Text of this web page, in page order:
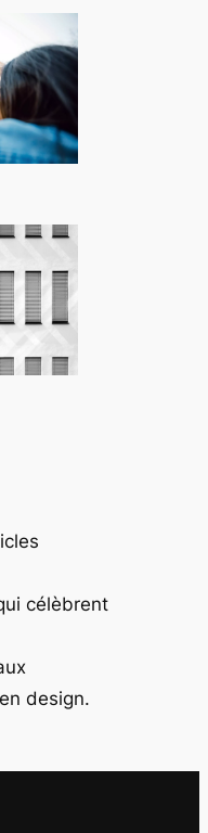
célèbrent
design.